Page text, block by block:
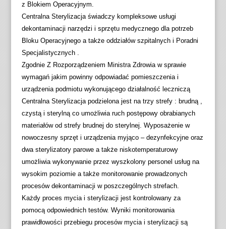
z Blokiem Operacyjnym.
Centralna Sterylizacja świadczy kompleksowe usługi
dekontaminacji narzędzi i sprzętu medycznego dla potrzeb
Bloku Operacyjnego a także oddziałów szpitalnych i Poradni
Specjalistycznych .
Zgodnie Z Rozporządzeniem Ministra Zdrowia w sprawie
wymagań jakim powinny odpowiadać pomieszczenia i
urządzenia podmiotu wykonującego działalność leczniczą
Centralna Sterylizacja podzielona jest na trzy strefy : brudną ,
czystą i sterylną co umożliwia ruch postępowy obrabianych
materiałów od strefy brudnej do sterylnej. Wyposażenie w
nowoczesny sprzęt i urządzenia myjąco – dezynfekcyjne oraz
dwa sterylizatory parowe a także niskotemperaturowy
umożliwia wykonywanie przez wyszkolony personel usług na
wysokim poziomie a także monitorowanie prowadzonych
procesów dekontaminacji w poszczególnych strefach.
Każdy proces mycia i sterylizacji jest kontrolowany za
pomocą odpowiednich testów. Wyniki monitorowania
prawidłowości przebiegu procesów mycia i sterylizacji są